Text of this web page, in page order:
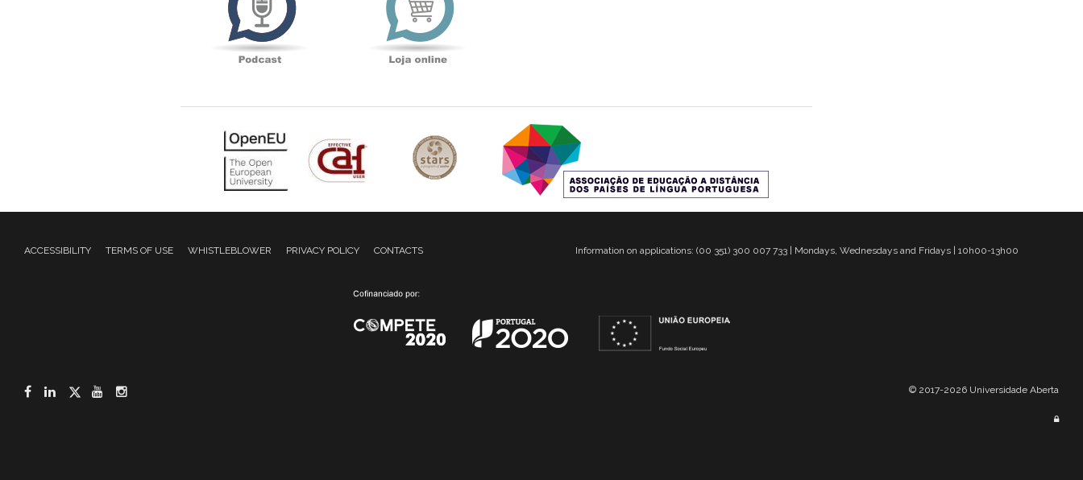
ACCESSIBILITY TERMS OF USE WHISTLEBLOWER PRIVACY POLICY CONTACTS Information on applications: (00 351) 300 007 733 | Mondays, Wednesdays and Fridays | 10h00-13h00
Facebook
LinkedIn
Twitter
YouTube © 2017-2026 Universidade Aberta